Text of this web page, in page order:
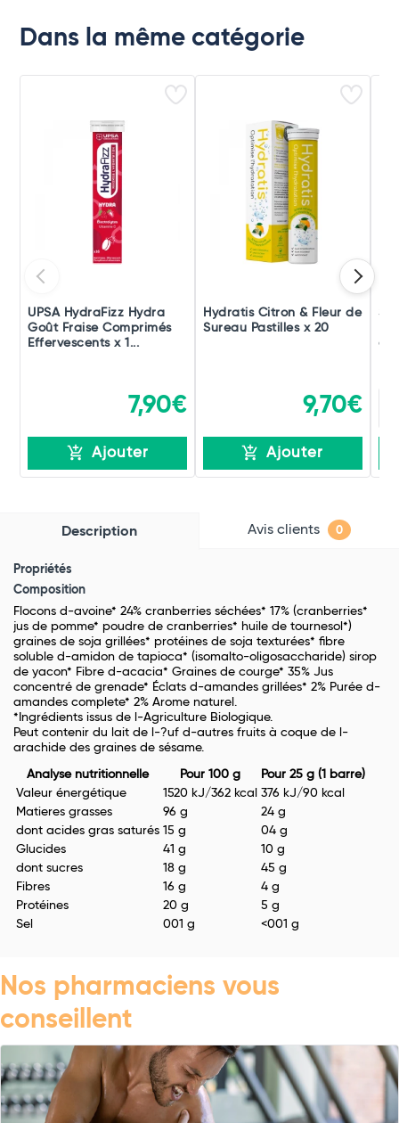
Dans la même catégorie
UPSA HydraFizz Hydra
Goût Fraise Comprimés
Effervescents x 1...
7,90€
Ajouter
Hydratis Citron & Fleur de
Sureau Pastilles x 20
9,70€
Ajouter
Description Avis clients 0
Propriétés
Composition
Flocons d-avoine* 24% cranberries séchées* 17% (cranberries*
jus de pomme* poudre de cranberries* huile de tournesol*)
graines de soja grillées* protéines de soja texturées* fibre
soluble d-amidon de tapioca* (isomalto-oligosaccharide) sirop
de yacon* Fibre d-acacia* Graines de courge* 35% Jus
concentré de grenade* Éclats d-amandes grillées* 2% Purée d-
amandes complete* 2% Arome naturel.
*Ingrédients issus de l-Agriculture Biologique.
Peut contenir du lait de l-?uf d-autres fruits à coque de l-
arachide des graines de sésame.
Analyse nutritionnelle Pour 100 g
Pour 25 g (1 barre)
Valeur énergétique
1520 kJ/362 kcal 376 kJ/90 kcal
Matieres grasses
96 g
24 g
dont acides gras saturés 15 g
04 g
Glucides
41 g
10 g
dont sucres
18 g
45 g
Fibres
16 g
4 g
Protéines
20 g
5 g
Sel
001 g <001 g
Nos pharmaciens vous
conseillent